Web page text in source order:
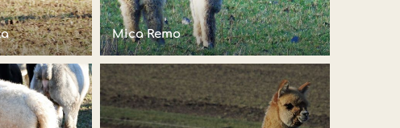
Mica Remo